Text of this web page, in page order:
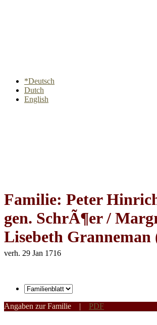
*Deutsch
Dutch
English
Familie: Peter
gen. SchrÃ¶er /
Lisebeth Granneman
verh. 29 Jan 1716
Angaben zur Familie | PDF